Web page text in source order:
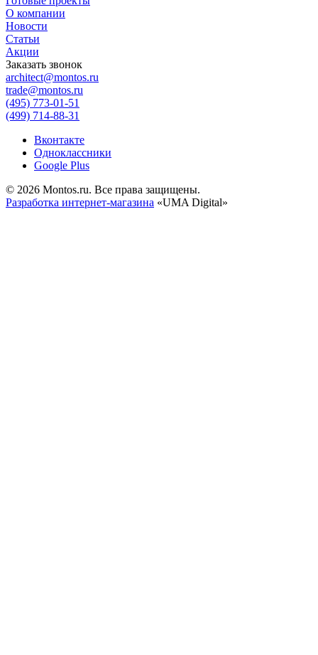
О компании
Новости
Статьи
Акции
Заказать звонок
architect@montos.ru
trade@montos.ru
(495) 773-01-51
(499) 714-88-31
Вконтакте
Одноклассники
Google Plus
© 2026 Montos.ru. Все права защищены.
Разработка интернет-магазина «UMA Digital»